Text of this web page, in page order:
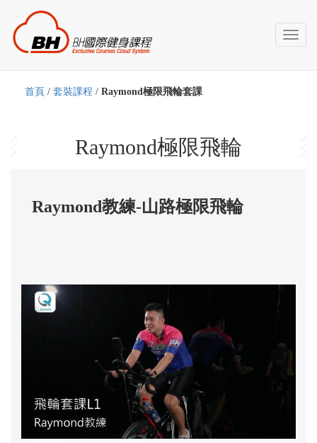
Toggle
首頁 / 套裝課程 / Raymond極限飛輪套課
Raymond極限飛輪
Raymond教練-山路極限飛輪